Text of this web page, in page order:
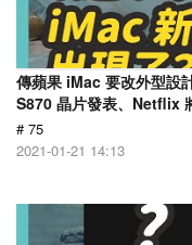
傳蘋果 iMac 要改外型設
S870 晶片發表、Netflix
# 75
2021-01-21 14:13